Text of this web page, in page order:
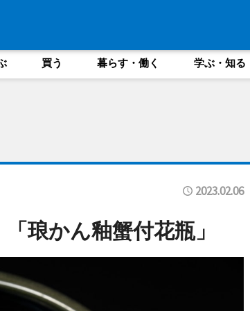
買う 暮らす・働く 学ぶ・知る
2023.02.06
琅かん釉蟹付花瓶」